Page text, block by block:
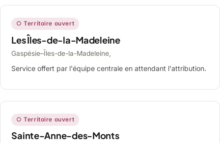
○ Territoire ouvert
Les Îles-de-la-Madeleine
Gaspésie–Îles-de-la-Madeleine,
Service offert par l'équipe centrale en attendant l'attribution.
○ Territoire ouvert
Sainte-Anne-des-Monts